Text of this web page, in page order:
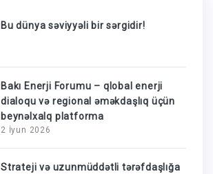
Bu dünya səviyyəli bir sərgidir!
Bakı Enerji Forumu – qlobal enerji
dialoqu və regional əməkdaşlıq üçün
beynəlxalq platforma
2 İyun 2026
Strateji və uzunmüddətli tərəfdaşlığa